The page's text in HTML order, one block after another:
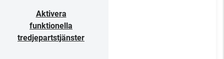
Aktivera
funktionella
tredjepartstjänster